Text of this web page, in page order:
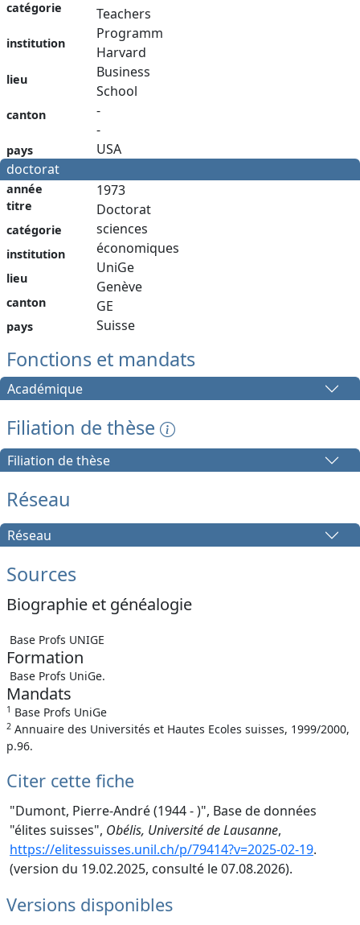
catégorie
institution
lieu
canton
pays
Teachers
Programm
Harvard
Business
School
-
-
USA
doctorat
année
titre
catégorie
institution
lieu
canton
pays
1973
Doctorat
sciences
économiques
UniGe
Genève
GE
Suisse
Fonctions et mandats
Académique
Filiation de thèse
Filiation de thèse
Réseau
Réseau
Sources
Biographie et généalogie
Base Profs UNIGE
Formation
Base Profs UniGe.
Mandats
1 Base Profs UniGe
2 Annuaire des Universités et Hautes Ecoles suisses, 1999/2000,
p.96.
Citer cette fiche
"Dumont, Pierre-André (1944 - )", Base de données
"élites suisses", Obélis, Université de Lausanne,
https://elitessuisses.unil.ch/p/79414?v=2025-02-19.
(version du 19.02.2025, consulté le 07.08.2026).
Versions disponibles